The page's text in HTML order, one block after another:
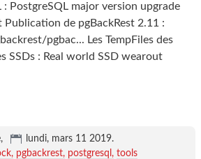
: PostgreSQL major version upgrade
Publication de pgBackRest 2.11 :
pgbac... Les TempFiles des
SSDs : Real world SSD wearout
lundi, mars 11 2019.
pgbackrest postgresql tools